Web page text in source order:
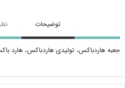
توضیحات
جعبه هاردباکس، تولیدی هاردباکس، هارد